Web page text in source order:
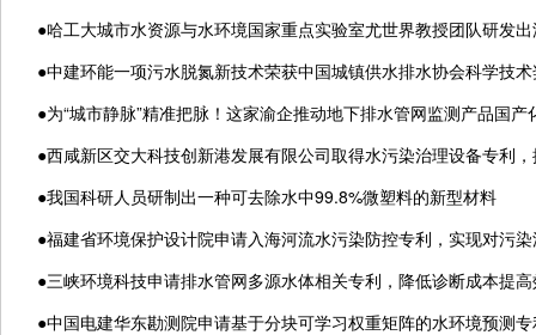
●哈工大城市水资源与水环境国家重点实验室尤世界教授团队研发
●中建环能一项污水脱氮新技术荣获中国城镇供水排水协会科学技
●为“城市静脉”精准把脉！这家渝企推动地下排水管网监测产品国产
●西咸新区交大科技创新港发展有限公司取得水污染治理设备专利
●我国科研人员研制出一种可去除水中99.8%微塑料的新型材料
●福建省环境保护设计院申请入海河流水污染防控专利，实现对污
●三峡环境科技申请排水管网多源水体相关专利，降低诊断成本提
●中国电建华东勘测院申请基于分块可学习权重矩阵的水环境预测